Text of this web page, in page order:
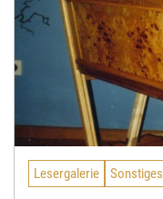
Lesergalerie Sonstiges